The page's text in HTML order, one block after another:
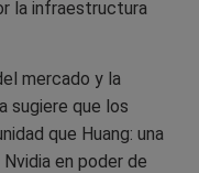
la infraestructura
mercado y la
sugiere que los
que Huang: una
en poder de